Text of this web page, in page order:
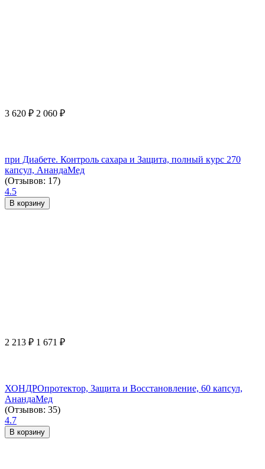
3 620 ₽ 2 060 ₽
при Диабете. Контроль сахара и Защита, полный курс 270
капсул, АнандаМед
(Отзывов: 17)
4.5
В корзину
2 213 ₽ 1 671 ₽
ХОНДРОпротектор, Защита и Восстановление, 60 капсул,
АнандаМед
(Отзывов: 35)
4.7
В корзину